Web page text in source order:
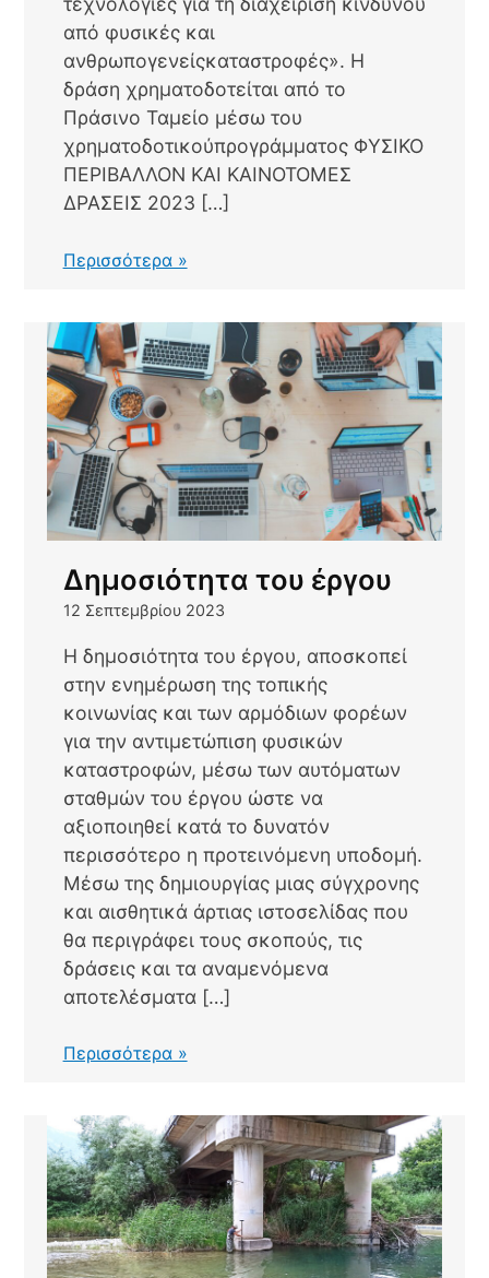
από φυσικές και
ανθρωπογενείςκαταστροφές». Η
δράση χρηματοδοτείται από το
Πράσινο Ταμείο μέσω του
χρηματοδοτικούπρογράμματος ΦΥΣΙΚΟ
ΠΕΡΙΒΑΛΛΟΝ ΚΑΙ ΚΑΙΝΟΤΟΜΕΣ
ΔΡΑΣΕΙΣ 2023 […]
Περισσότερα »1ο
Δημοσιότητα του έργου
12 Σεπτεμβρίου 2023
Η δημοσιότητα του έργου, αποσκοπεί
στην ενημέρωση της τοπικής
κοινωνίας και των αρμόδιων φορέων
για την αντιμετώπιση φυσικών
καταστροφών, μέσω των αυτόματων
σταθμών του έργου ώστε να
αξιοποιηθεί κατά το δυνατόν
περισσότερο η προτεινόμενη υποδομή.
Μέσω της δημιουργίας μιας σύγχρονης
και αισθητικά άρτιας ιστοσελίδας που
θα περιγράφει τους σκοπούς, τις
δράσεις και τα αναμενόμενα
αποτελέσματα […]
Περισσότερα »Δημοσιότητα